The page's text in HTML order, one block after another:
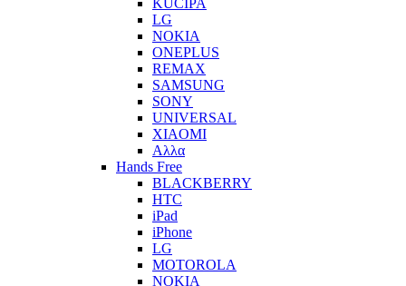
KUCIPA
LG
NOKIA
ONEPLUS
REMAX
SAMSUNG
SONY
UNIVERSAL
XIAOMI
Αλλα
Hands Free
BLACKBERRY
HTC
iPad
iPhone
LG
MOTOROLA
NOKIA